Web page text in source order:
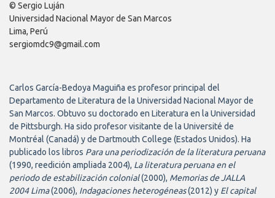
© Sergio Luján
Universidad Nacional Mayor de San Marcos
Lima, Perú
sergiomdc9@gmail.com
Carlos García-Bedoya Maguiña es profesor principal del
Departamento de Literatura de la Universidad Nacional Mayor de
San Marcos. Obtuvo su doctorado en Literatura en la Universidad
de Pittsburgh. Ha sido profesor visitante de la Université de
Montréal (Canadá) y de Dartmouth College (Estados Unidos). Ha
publicado los libros Para una periodización de la literatura peruana
(1990, reedición ampliada 2004), La literatura peruana en el
periodo de estabilización colonial(2000), Memorias de JALLA
2004 Lima(2006), Indagaciones heterogéneas(2012) y El capital